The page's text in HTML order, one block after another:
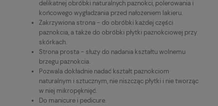
delikatnej obróbki naturalnych paznokci, polerowania i
końcowego wygładzania przed nałożeniem lakieru.
Zakrzywiona strona - do obróbki każdej części
paznokcia, a także do obróbki płytki paznokciowej przy
skórkach.
Strona prosta - służy do nadania kształtu wolnemu
brzegu paznokcia.
Pozwala dokładnie nadać kształt paznokciom
naturalnym i sztucznym, nie niszcząc płytki i nie tworząc
w niej mikropęknięć.
Do manicure i pedicure.